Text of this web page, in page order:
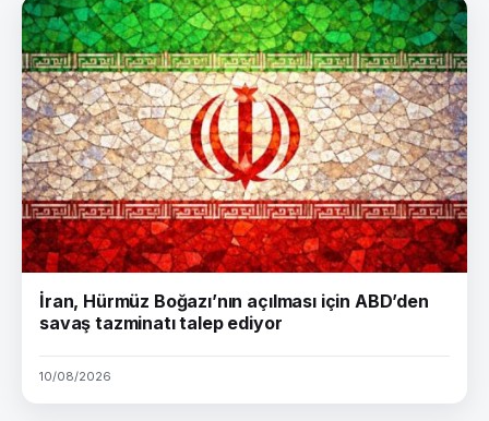
İran, Hürmüz Boğazı’nın açılması için ABD’den
savaş tazminatı talep ediyor
10/08/2026